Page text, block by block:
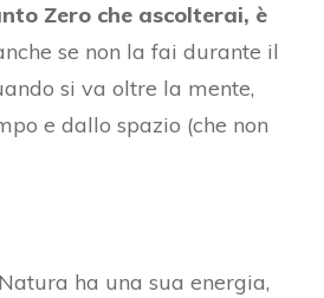
Zero che ascolterai, è
se non la fai durante il
si va oltre la mente,
e dallo spazio (che non
ha una sua energia,